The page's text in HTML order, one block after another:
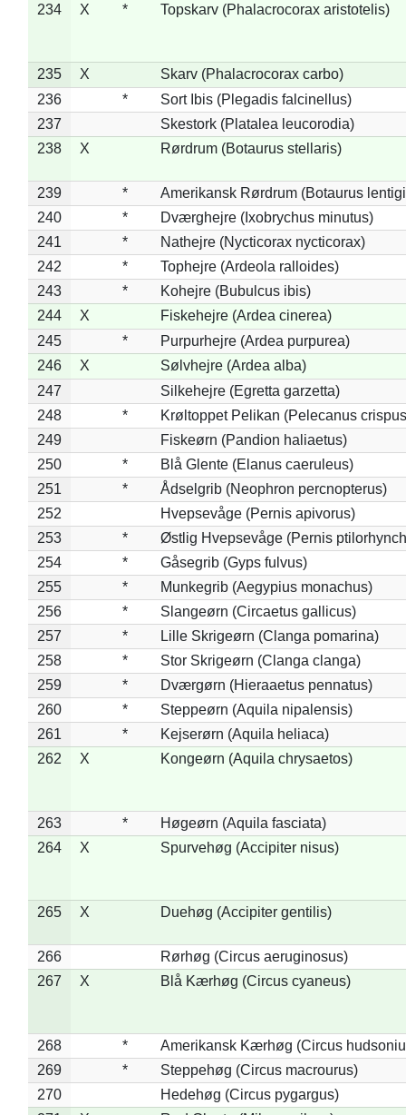
234
X * Topskarv (Phalacrocorax aristotelis)
235 X
Skarv (Phalacrocorax carbo)
236
*
Sort Ibis (Plegadis falcinellus)
237
Skestork (Platalea leucorodia)
238
X Rørdrum (Botaurus stellaris)
239 *
Amerikansk Rørdrum (Botaurus
240
*
Dværghejre (Ixobrychus minutus)
241
*
Nathejre (Nycticorax nycticorax)
242
*
Tophejre (Ardeola ralloides)
243
*
Kohejre (Bubulcus ibis)
244
X
Fiskehejre (Ardea cinerea)
245
*
Purpurhejre (Ardea purpurea)
246
X
Sølvhejre (Ardea alba)
247
Silkehejre (Egretta garzetta)
248
*
Krøltoppet Pelikan (Pelecanus
249
Fiskeørn (Pandion haliaetus)
250
*
Blå Glente (Elanus caeruleus)
251
*
Ådselgrib (Neophron percnopterus)
252
Hvepsevåge (Pernis apivorus)
253
*
Østlig Hvepsevåge (Pernis
254
*
Gåsegrib (Gyps fulvus)
255
*
Munkegrib (Aegypius monachus)
256
*
Slangeørn (Circaetus gallicus)
257
*
Lille Skrigeørn (Clanga pomarina)
258
*
Stor Skrigeørn (Clanga clanga)
259
*
Dværgørn (Hieraaetus pennatus)
260
*
Steppeørn (Aquila nipalensis)
261
*
Kejserørn (Aquila heliaca)
262
X Kongeørn (Aquila chrysaetos)
263 *
Høgeørn (Aquila fasciata)
264
X Spurvehøg (Accipiter nisus)
265 X Duehøg (Accipiter gentilis)
266
Rørhøg (Circus aeruginosus)
267
X Blå Kærhøg (Circus cyaneus)
268 *
Amerikansk Kærhøg (Circus
269
*
Steppehøg (Circus macrourus)
270
Hedehøg (Circus pygargus)